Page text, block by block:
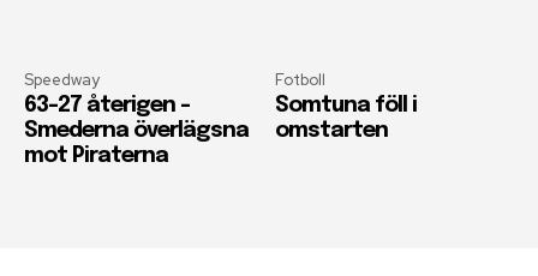
Speedway
63-27 återigen –
Smederna överlägsna
mot Piraterna
Fotboll
Somtuna föll i
omstarten